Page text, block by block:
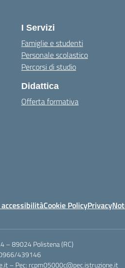
I Servizi
Famiglie e studenti
Personale scolastico
Percorsi di studio
Didattica
Offerta formativa
Cookie PolicyPrivacy
– 89024 Polistena (RC)
439146
– Pec: rcpm05000c@pec.istruzione.it